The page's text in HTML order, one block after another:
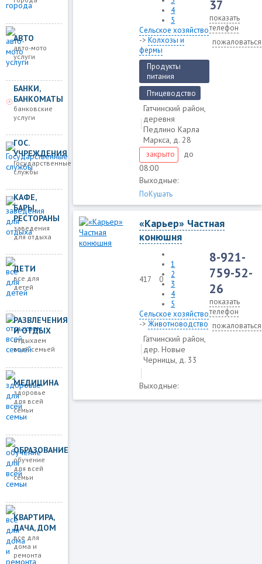
АВТО
авто-мото
услуги
БАНКИ,
БАНКОМАТЫ
банковские
услуги
ГОС.
УЧРЕЖДЕНИЯ
Государственные
службы
КАФЕ,
БАРЫ,
РЕСТОРАНЫ
заведения
для отдыха
ДЕТИ
все для
детей
РАЗВЛЕЧЕНИЯ
И ОТДЫХ
отдыхаем
всей семьей
МЕДИЦИНА
здоровье
для всей
семьи
ОБРАЗОВАНИЕ
обучение
для всей
семьи
КВАРТИРА,
ДАЧА, ДОМ
все для
дома и
ремонта
4
5
Сельское хозяйство
->Колхозы и
фермы
Продукты
питания
Птицеводство
Гатчинский район,
деревня
Педлино Карла
Маркса, д. 28
закрыто
до
08:00
Выходные:
ПоКушать
37
показать
телефон
пожаловаться
«Карьер» Частная
конюшня
417 0
1
2
3
4
5
Сельское хозяйство
->Животноводство
Гатчинский район,
дер. Новые
Черницы, д. 33
Выходные:
8-921-
759-52-
26
показать
телефон
пожаловаться